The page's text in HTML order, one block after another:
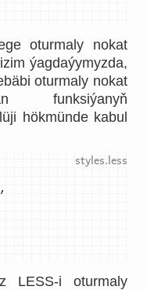
oturmaly nokat
ýagdaýymyzda,
oturmaly nokat
funksiýanyň
hökmünde kabul
LESS-i oturmaly